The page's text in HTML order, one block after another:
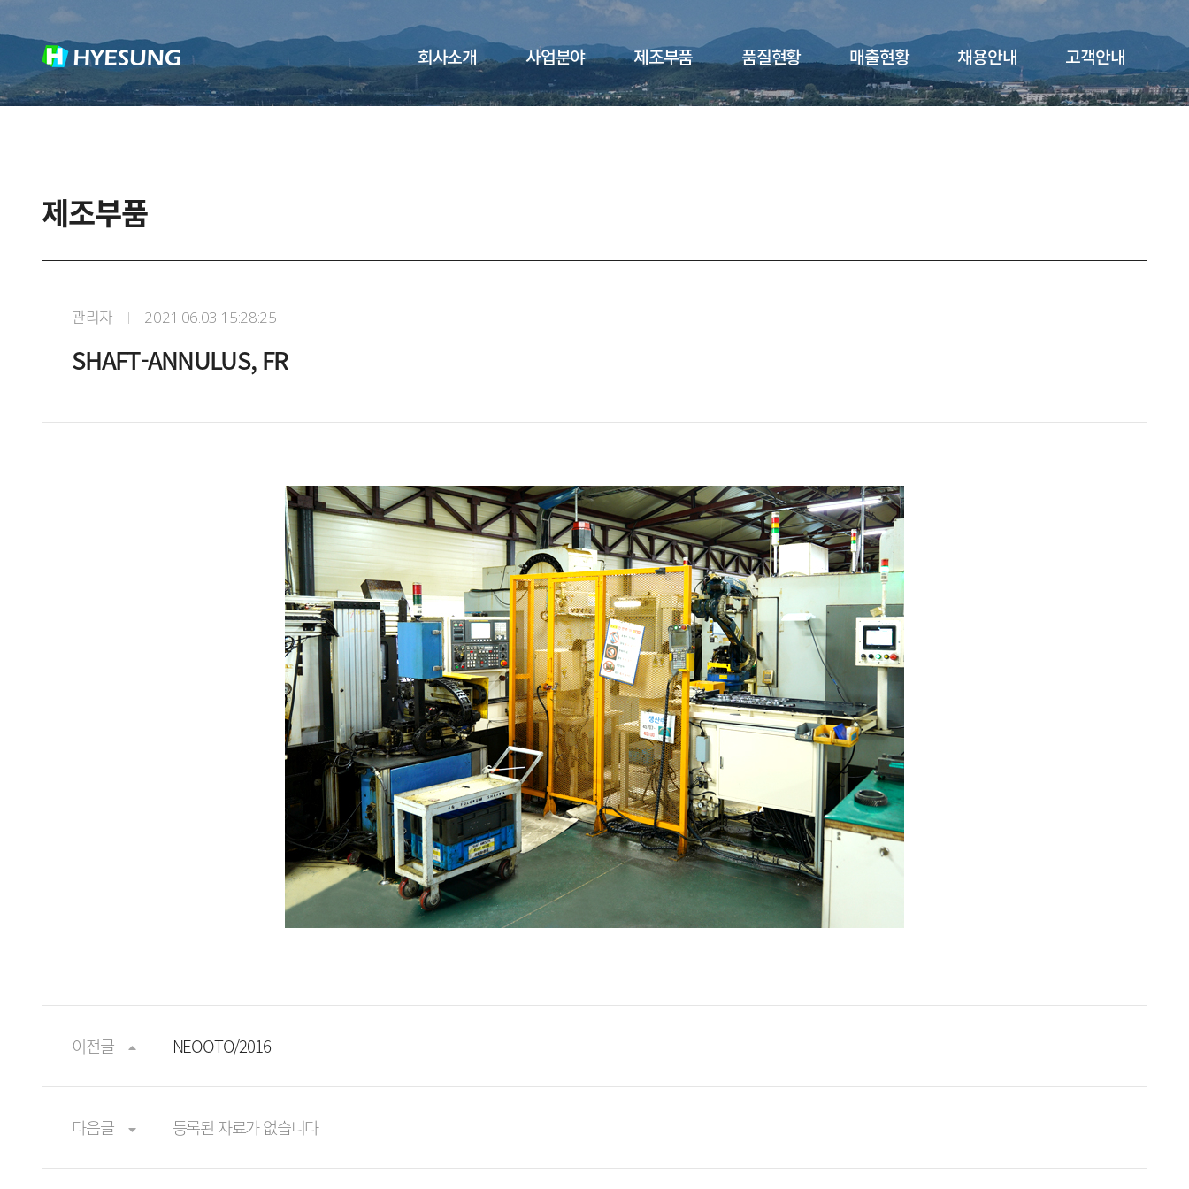
회사소개 사업분야 제조부품 품질현황 매출현황 채용안내 고객안내
제조부품
관리자 2021.06.03 15:28:25
SHAFT-ANNULUS, FR
이전글 NEOOTO/2016
다음글 등록된 자료가 없습니다